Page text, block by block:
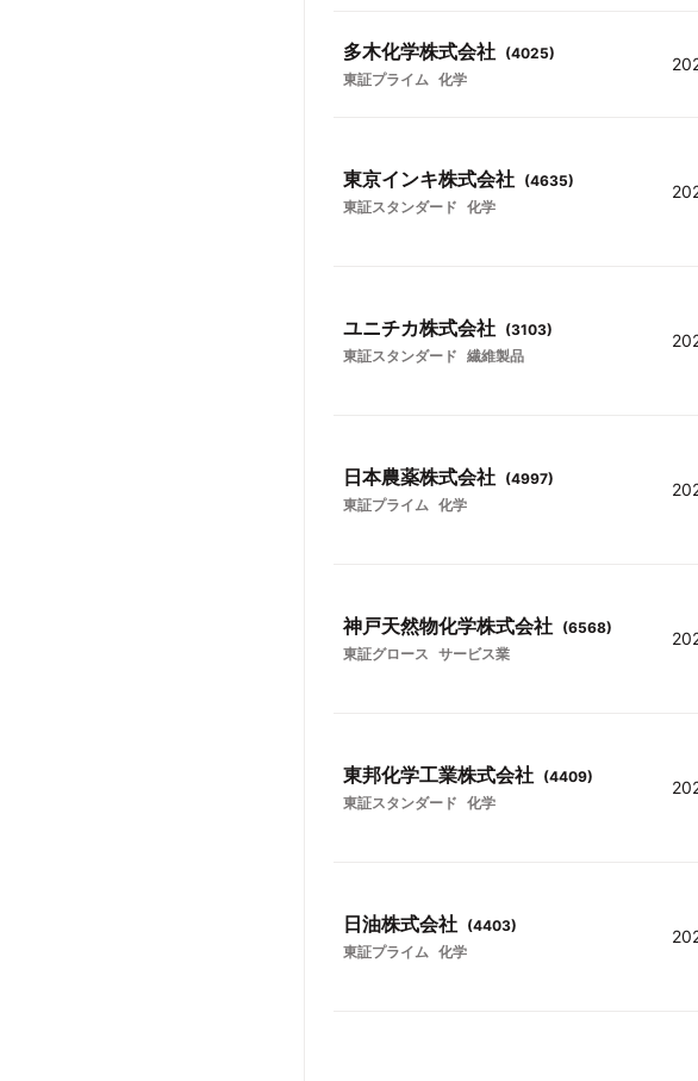
多木化学株式会社 (4025)
東証プライム 化学
東京インキ株式会社 (4635)
東証スタンダード 化学
ユニチカ株式会社 (3103)
東証スタンダード 繊維製品
日本農薬株式会社 (4997)
東証プライム 化学
神戸天然物化学株式会社 (6568)
東証グロース サービス業
東邦化学工業株式会社 (4409)
東証スタンダード 化学
日油株式会社 (4403)
東証プライム 化学